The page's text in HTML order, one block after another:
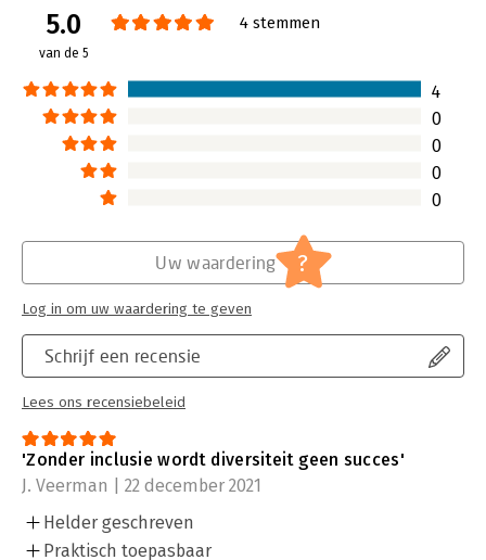
verhaallijn.
5.0
van de 5
4 stemmen
4
0
0
0
0
Schrijf een recensie
Lees ons recensiebeleid
Uw waardering ?
Log in om uw waardering te geven
'Zonder inclusie wordt diversiteit geen succes'
J. Veerman | 22 december 2021
Helder geschreven
Praktisch toepasbaar